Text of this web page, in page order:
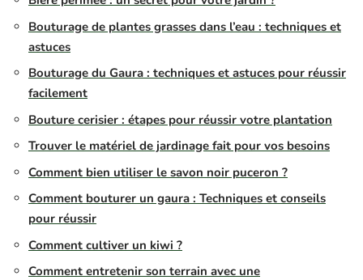
Bouturage de plantes grasses dans l’eau : techniques et
astuces
Bouturage du Gaura : techniques et astuces pour réussir
facilement
Bouture cerisier : étapes pour réussir votre plantation
Trouver le matériel de jardinage fait pour vos besoins
Comment bien utiliser le savon noir puceron ?
Comment bouturer un gaura : Techniques et conseils
pour réussir
Comment cultiver un kiwi ?
Comment entretenir son terrain avec une